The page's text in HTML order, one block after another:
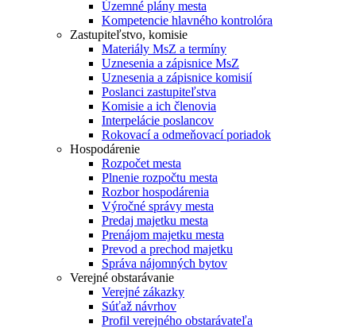
Územné plány mesta
Kompetencie hlavného kontrolóra
Zastupiteľstvo, komisie
Materiály MsZ a termíny
Uznesenia a zápisnice MsZ
Uznesenia a zápisnice komisií
Poslanci zastupiteľstva
Komisie a ich členovia
Interpelácie poslancov
Rokovací a odmeňovací poriadok
Hospodárenie
Rozpočet mesta
Plnenie rozpočtu mesta
Rozbor hospodárenia
Výročné správy mesta
Predaj majetku mesta
Prenájom majetku mesta
Prevod a prechod majetku
Správa nájomných bytov
Verejné obstarávanie
Verejné zákazky
Súťaž návrhov
Profil verejného obstarávateľa